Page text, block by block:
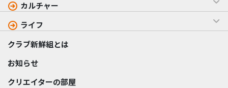
カルチャー
ライフ
クラブ新鮮組とは
お知らせ
クリエイターの部屋